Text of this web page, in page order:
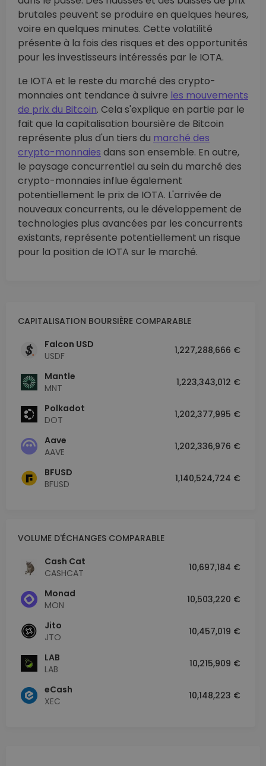
brutales peuvent se produire en quelques heures,
voire en quelques minutes. Cette volatilité
présente à la fois des risques et des opportunités
pour les investisseurs intéressés par le IOTA.
Le IOTA et le reste du marché des crypto-
monnaies ont tendance à suivre les mouvements
de prix du Bitcoin. Cela s'explique en partie par le
fait que la capitalisation boursière de Bitcoin
représente plus d'un tiers du marché des
crypto-monnaies dans son ensemble. En outre,
le paysage concurrentiel au sein du marché des
crypto-monnaies influe également
potentiellement le prix de IOTA. L'arrivée de
nouveaux concurrents, ou le développement de
technologies plus avancées par les concurrents
existants, représente potentiellement un risque
pour la position de IOTA sur le marché.
CAPITALISATION BOURSIÈRE COMPARABLE
Falcon USD
USDF
1,227,288,666 €
Mantle
MNT
1,223,343,012 €
Polkadot
DOT
1,202,377,995 €
Aave
AAVE
1,202,336,976 €
BFUSD
BFUSD
1,140,524,724 €
VOLUME D'ÉCHANGES COMPARABLE
Cash Cat
CASHCAT
10,697,184 €
Monad
MON
10,503,220 €
Jito
JTO
10,457,019 €
LAB
LAB
10,215,909 €
eCash
XEC
10,148,223 €